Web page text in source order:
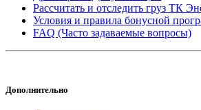
Рассчитать и отследить груз ТК
Условия и правила бонусной
FAQ (Часто задаваемые вопросы)
Дополнительно